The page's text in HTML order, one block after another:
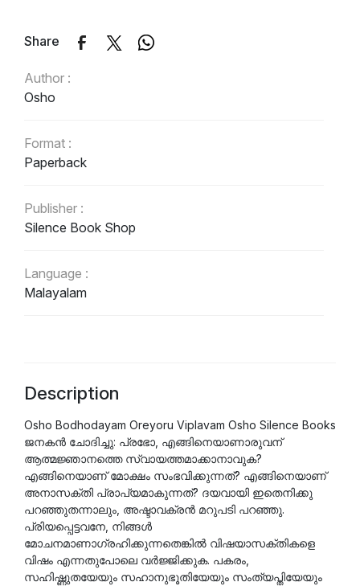
Share
Author :
Osho
Format :
Paperback
Publisher :
Silence Book Shop
Language :
Malayalam
Description
Osho Bodhodayam Oreyoru Viplavam Osho Silence Books
ജനകൻ ചോദിച്ചു: പ്രഭോ, എങ്ങിനെയാണാരുവന്
ആത്മജ്ഞാനത്തെ സ്വായത്തമാക്കാനാവുക?
എങ്ങിനെയാണ് മോക്ഷം സംഭവിക്കുന്നത്? എങ്ങിനെയാണ്
അനാസക്തി പ്രാപ്യമാകുന്നത്? ദയവായി ഇതെനിക്കു
പറഞ്ഞുതന്നാലും, അഷ്ടാവക്രൻ മറുപടി പറഞ്ഞു.
പ്രിയപ്പെട്ടവനേ, നിങ്ങൾ
മോചനമാണാഗ്രഹിക്കുന്നതെങ്കിൽ വിഷയാസക്തികളെ
വിഷം എന്നതുപോലെ വർജ്ജിക്കുക. പകരം,
സഹിഷ്ണുതയേയും സഹാനുഭൂതിയേയും സംത്യപ്തിയേയും